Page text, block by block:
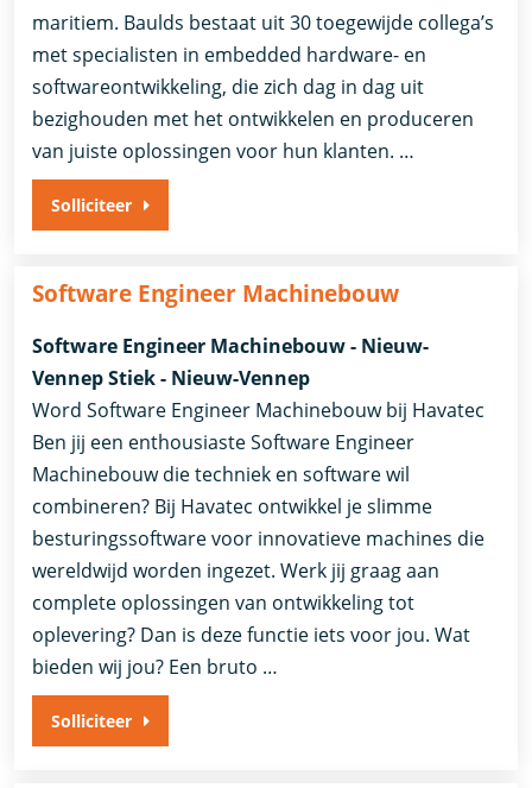
maritiem. Baulds bestaat uit 30 toegewijde collega’s
met specialisten in embedded hardware- en
softwareontwikkeling, die zich dag in dag uit
bezighouden met het ontwikkelen en produceren
van juiste oplossingen voor hun klanten. …
Solliciteer
Software Engineer Machinebouw
Software Engineer Machinebouw - Nieuw-
Vennep Stiek - Nieuw-Vennep
Word Software Engineer Machinebouw bij Havatec
Ben jij een enthousiaste Software Engineer
Machinebouw die techniek en software wil
combineren? Bij Havatec ontwikkel je slimme
besturingssoftware voor innovatieve machines die
wereldwijd worden ingezet. Werk jij graag aan
complete oplossingen van ontwikkeling tot
oplevering? Dan is deze functie iets voor jou. Wat
bieden wij jou? Een bruto …
Solliciteer